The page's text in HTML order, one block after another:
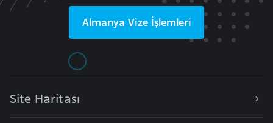
Almanya Vize İşlemleri
Site Haritası
t